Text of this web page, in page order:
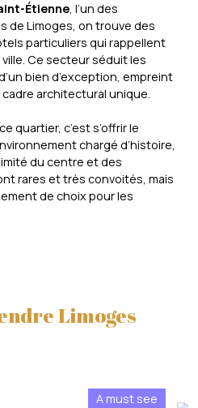
Étienne, l’un des
de Limoges, on trouve des
particuliers qui rappellent
Ce secteur séduit les
bien d’exception, empreint
architectural unique.
quartier, c’est s’offrir le
chargé d’histoire,
du centre et des
rares et très convoités, mais
de choix pour les
Limoges
A must see